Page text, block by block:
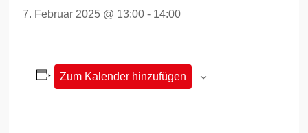
7. Februar 2025 @ 13:00 - 14:00
Zum Kalender hinzufügen